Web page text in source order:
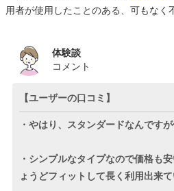
用者が使用したことのある、可もなく
体験談
コメント
【ユーザーの口コミ】
・やはり、スタンダードなんですが
・シンプルなタイプなので価格も
ょうどフィットして長く利用出来